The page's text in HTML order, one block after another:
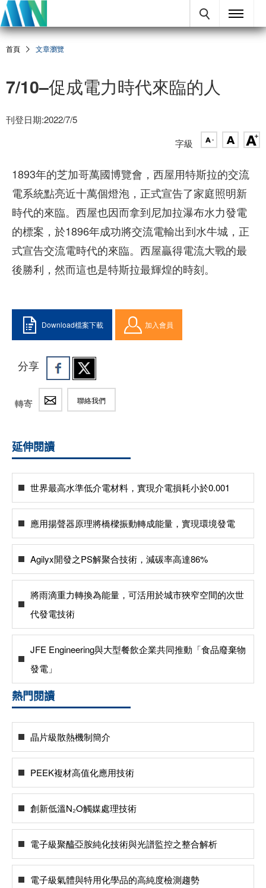
首頁 文章瀏覽
7/10–促成電力時代來臨的人
刊登日期:2022/7/5
字級
1893年的芝加哥萬國博覽會，西屋用特斯拉的交流
電系統點亮近十萬個燈泡，正式宣告了家庭照明新
時代的來臨。西屋也因而拿到尼加拉瀑布水力發電
的標案，於1896年成功將交流電輸出到水牛城，正
式宣告交流電時代的來臨。西屋贏得電流大戰的最
後勝利，然而這也是特斯拉最輝煌的時刻。
Download檔案下載 加入會員
分享
轉寄 聯絡我們
延伸閱讀
世界最高水準低介電材料，實現介電損耗小於0.001
應用揚聲器原理將橋樑振動轉成能量，實現環境發電
Agilyx開發之PS解聚合技術，減碳率高達86%
將雨滴重力轉換為能量，可活用於城市狹窄空間的次世
代發電技術
JFE Engineering與大型餐飲企業共同推動「食品廢棄物
發電」
熱門閱讀
晶片級散熱機制簡介
PEEK複材高值化應用技術
創新低溫N₂O觸媒處理技術
電子級聚醯亞胺純化技術與光譜監控之整合解析
電子級氣體與特用化學品的高純度檢測趨勢